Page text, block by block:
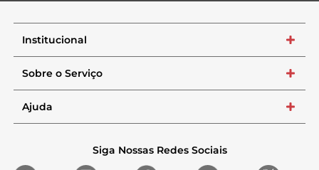
Institucional +
Sobre o Serviço +
Ajuda +
Siga Nossas Redes Sociais